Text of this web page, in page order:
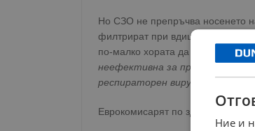
Но СЗО не препръчва носенето
филтрират при вдишване и
по-малко хората да издишват
неефективна за
респираторен вирус"
Еврокомисарят по
Ние и